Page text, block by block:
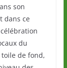
son
dans ce
du
de fond,